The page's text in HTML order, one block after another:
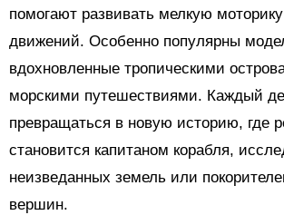
помогают развивать мелкую
движений. Особенно популярны
вдохновленные тропическими
морскими путешествиями. Каждый
превращаться в новую историю, где
становится капитаном корабля,
неизведанных земель или
вершин.